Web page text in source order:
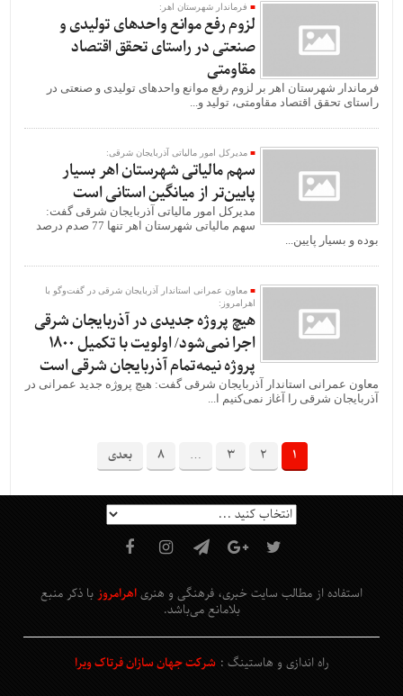
فرماندار شهرستان اهر:
لزوم رفع موانع واحدهای تولیدی و
صنعتی در راستای تحقق اقتصاد
مقاومتی
فرماندار شهرستان اهر بر لزوم رفع موانع واحدهای تولیدی و صنعتی در
راستای تحقق اقتصاد مقاومتی، تولید و...
مدیرکل امور مالیاتی آذربایجان شرقی:
سهم مالیاتی شهرستان اهر بسیار
پایین‌تر از میانگین استانی است
مدیرکل امور مالیاتی آذربایجان شرقی گفت:
سهم مالیاتی شهرستان اهر تنها 77 صدم درصد
بوده و بسیار پایین‌...
معاون عمرانی استاندار آذربایجان شرقی در گفت‌وگو با
اهرامروز:
هیچ پروژه جدیدی در آذربایجان شرقی
اجرا نمی‌شود/ اولویت با تکمیل 1800
پروژه نیمه‌تمام آذربایجان شرقی است
معاون عمرانی استاندار آذربایجان شرقی گفت: هیچ پروژه جدید عمرانی در
آذربایجان شرقی را آغاز نمی‌کنیم ا...
1
2
3
…
8 بعدی
استفاده از مطالب سایت خبری، فرهنگی و هنری اهرامروز با ذکر منبع
بلامانع می‌باشد.
راه اندازی و هاستینگ :شرکت جهان سازان فرتاک ویرا